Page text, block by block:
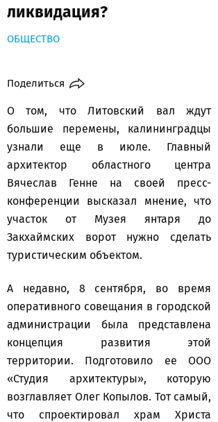
ликвидация?
ОБЩЕСТВО
Поделиться
О том, что Литовский вал ждут
большие перемены, калининградцы
узнали еще в июле. Главный
архитектор областного центра
Вячеслав Генне на своей пресс-
конференции высказал мнение, что
участок от Музея янтаря до
Закхаймских ворот нужно сделать
туристическим объектом.
А недавно, 8 сентября, во время
оперативного совещания в городской
администрации была представлена
концепция развития этой
территории. Подготовило ее ООО
«Студия архитектуры», которую
возглавляет Олег Копылов. Тот самый,
что спроектировал храм Христа